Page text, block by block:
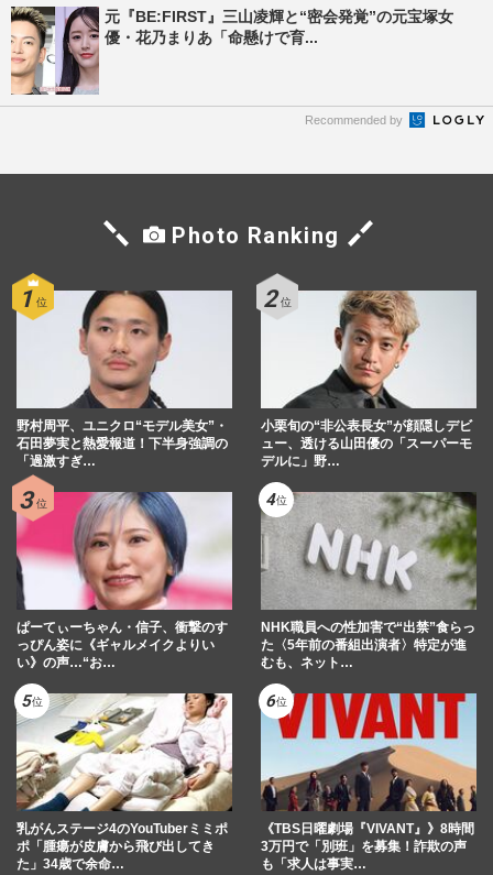
元『BE:FIRST』三山凌輝と“密会発覚”の元宝塚女
優・花乃まりあ「命懸けで育...
Recommended by
Photo Ranking
野村周平、ユニクロ“モデル美女”・
石田夢実と熱愛報道！下半身強調の
「過激すぎ…
小栗旬の“非公表長女”が顔隠しデビ
ュー、透ける山田優の「スーパーモ
デルに」野…
ぱーてぃーちゃん・信子、衝撃のす
っぴん姿に《ギャルメイクよりい
い》の声…“お…
NHK職員への性加害で“出禁”食らっ
た〈5年前の番組出演者〉特定が進
むも、ネット…
乳がんステージ4のYouTuberミミポ
ポ「腫瘍が皮膚から飛び出してき
た」34歳で余命…
《TBS日曜劇場『VIVANT』》8時間
3万円で「別班」を募集！詐欺の声
も「求人は事実…